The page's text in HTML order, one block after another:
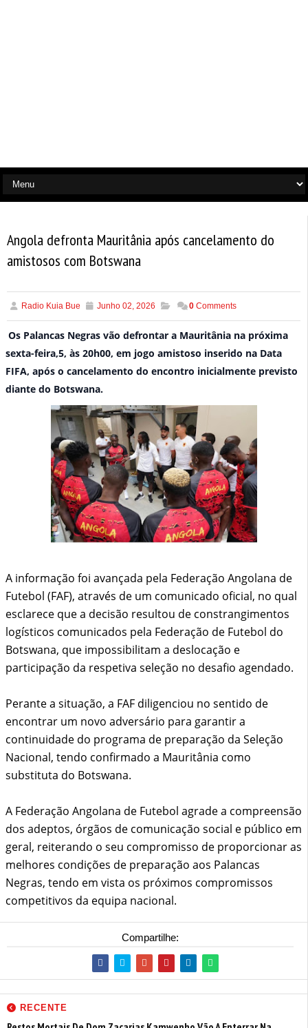
Angola defronta Mauritânia após cancelamento do
amistosos com Botswana
Radio Kuia Bue Junho 02, 2026 0 Comments
Os Palancas Negras vão defrontar a Mauritânia na próxima
sexta-feira,5, às 20h00, em jogo amistoso inserido na Data
FIFA, após o cancelamento do encontro inicialmente previsto
diante do Botswana.
A informação foi avançada pela Federação Angolana de
Futebol (FAF), através de um comunicado oficial, no qual
esclarece que a decisão resultou de constrangimentos
logísticos comunicados pela Federação de Futebol do
Botswana, que impossibilitam a deslocação e
participação da respetiva seleção no desafio agendado.
Perante a situação, a FAF diligenciou no sentido de
encontrar um novo adversário para garantir a
continuidade do programa de preparação da Seleção
Nacional, tendo confirmado a Mauritânia como
substituta do Botswana.
A Federação Angolana de Futebol agrade a compreensão
dos adeptos, órgãos de comunicação social e público em
geral, reiterando o seu compromisso de proporcionar as
melhores condições de preparação aos Palancas
Negras, tendo em vista os próximos compromissos
competitivos da equipa nacional.
Compartilhe:
RECENTE